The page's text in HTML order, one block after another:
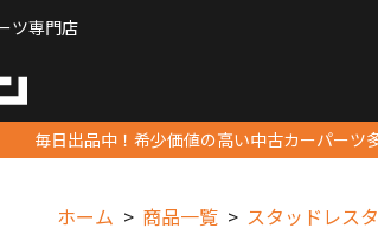
ツ専門店
毎日出品中！希少価値の高い中古カーパーツ
ホーム 商品一覧 スタッドレス